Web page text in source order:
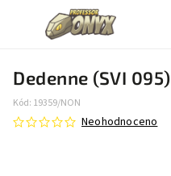
Dedenne (SVI 095)
Kód: 19359/NON
Neohodnoceno